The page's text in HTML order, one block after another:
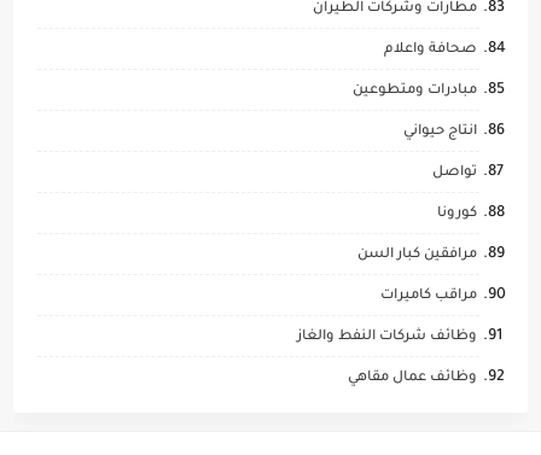
مطارات وشركات الطيران
صحافة واعلام
مبادرات ومتطوعين
انتاج حيواني
تواصل
كورونا
مرافقين كبار السن
مراقب كاميرات
وظائف شركات النفط والغاز
وظائف عمال مقاهي